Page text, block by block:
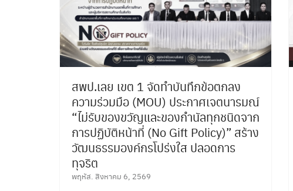
สพป.เลย เขต 1 จัดทำบันทึกข้อตกลง
ความร่วมมือ (MOU) ประกาศเจตนารมณ์
“ไม่รับของขวัญและของกำนัลทุกชนิดจาก
การปฏิบัติหน้าที่ (No Gift Policy)” สร้าง
วัฒนธรรมองค์กรโปร่งใส ปลอดการ
ทุจริต
พฤหัส. สิงหาคม 6, 2569